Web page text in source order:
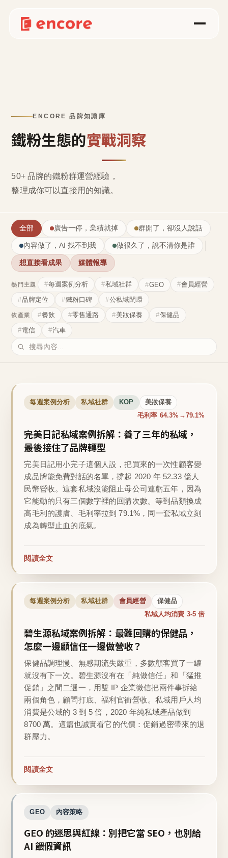
ENCORE 品牌知識庫
鐵粉生態的實戰洞察
50+ 品牌的鐵粉群運營經驗，
整理成你可以直接用的知識。
全部 廣告一停，業績就掉 群開了，卻沒人說話
內容做了，AI 找不到我 做很久了，說不清你是誰
想直接看成果 媒體報導
熱門主題 每週案例分析 私域社群 GEO
會員經營
品牌定位
鐵粉口碑 公私域閉環
依產業 餐飲 零售通路 美妝保養
保健品
電信
汽車
每週案例分析 私域社群 KOP 美妝保養
毛利率 64.3%→79.1%
完美日記私域案例拆解：養了三年的私域，
最後接住了品牌轉型
完美日記用小完子這個人設，把買來的一次性顧客變
成品牌能免費對話的名單，撐起 2020 年 52.33 億人
民幣營收。這套私域沒能阻止母公司連虧五年，因為
它能動的只有三個數字裡的回購次數。等到品類換成
高毛利的護膚、毛利率拉到 79.1%，同一套私域立刻
成為轉型止血的底氣。
閱讀全文
每週案例分析 私域社群 會員經營 保健品
私域人均消費 3-5 倍
碧生源私域案例拆解：最難回購的保健品，
怎麼一邊顧信任一邊做營收？
保健品調理慢、無感期流失嚴重，多數顧客買了一罐
就沒有下一次。碧生源沒有在「純做信任」和「猛推
促銷」之間二選一，用雙 IP 企業微信把兩件事拆給
兩個角色，顧問打底、福利官衝營收。私域用戶人均
消費是公域的 3 到 5 倍，2020 年純私域產品做到
8700 萬。這篇也誠實看它的代價：促銷過密帶來的退
群壓力。
閱讀全文
GEO 內容策略
GEO 的迷思與紅線：別把它當 SEO，也別給
AI 餵假資訊